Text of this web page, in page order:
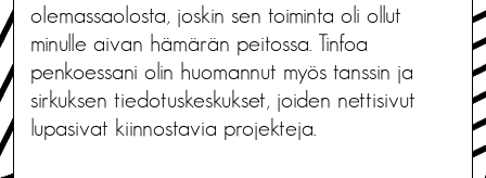
olemassaolosta, joskin sen toiminta oli ollut
minulle aivan hämärän peitossa. Tinfoa
penkoessani olin huomannut myös tanssin ja
sirkuksen tiedotuskeskukset, joiden nettisivut
lupasivat kiinnostavia projekteja.